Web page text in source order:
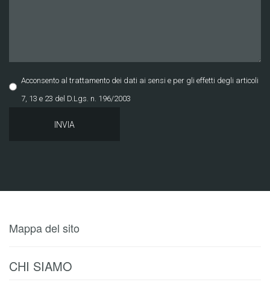
Acconsento al trattamento dei dati ai sensi e per gli effetti degli articoli
7, 13 e 23 del D.Lgs. n. 196/2003
Mappa del sito
CHI SIAMO